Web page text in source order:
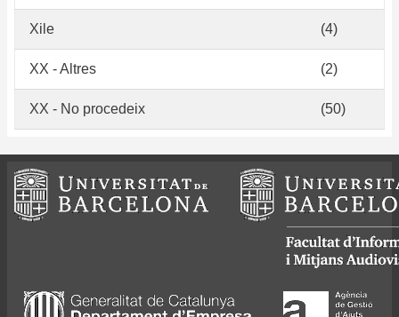
Xile (4)
XX - Altres (2)
XX - No procedeix (50)